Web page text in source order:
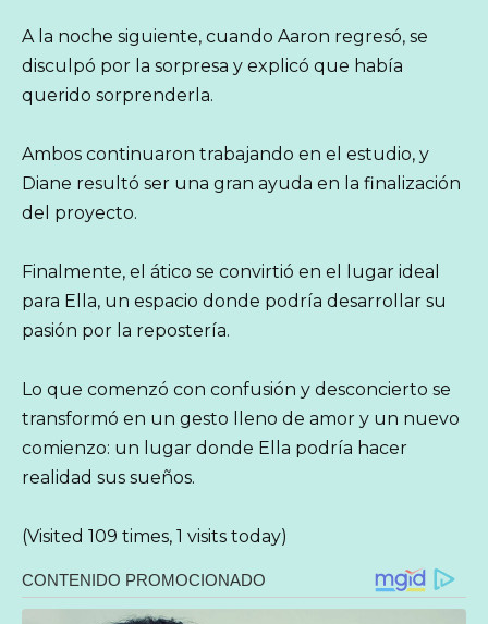
A la noche siguiente, cuando Aaron regresó, se
disculpó por la sorpresa y explicó que había
querido sorprenderla.
Ambos continuaron trabajando en el estudio, y
Diane resultó ser una gran ayuda en la finalización
del proyecto.
Finalmente, el ático se convirtió en el lugar ideal
para Ella, un espacio donde podría desarrollar su
pasión por la repostería.
Lo que comenzó con confusión y desconcierto se
transformó en un gesto lleno de amor y un nuevo
comienzo: un lugar donde Ella podría hacer
realidad sus sueños.
(Visited 109 times, 1 visits today)